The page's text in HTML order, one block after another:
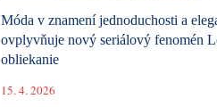
Móda v znamení jednoduchosti a
ovplyvňuje nový seriálový fenomén
obliekanie
15. 4. 2026